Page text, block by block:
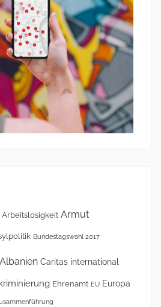
Arbeitslosigkeit Armut
Bundestagswahl 2017
Caritas international
Ehrenamt EU Europa